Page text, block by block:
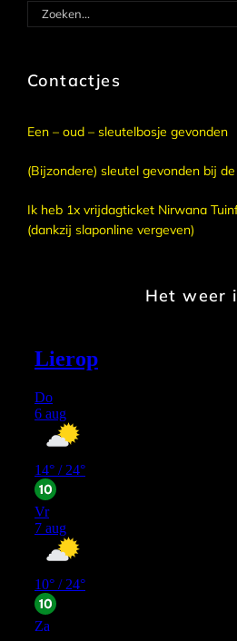
Zoeken
naar:
Contactjes
Een – oud – sleutelbosje gevonden
(Bijzondere) sleutel gevonden bij
Ik heb 1x vrijdagticket Nirwana
(dankzij slaponline vergeven)
Het weer